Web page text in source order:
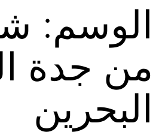
الوسم:
من جدة
البحرين